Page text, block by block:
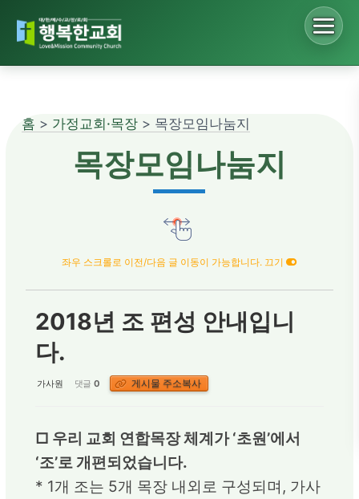
홈 > 가정교회·목장> 목장모임나눔지
목장모임나눔지
좌우 스크롤로 이전/다음 글 이동이 가능합니다. 끄기
2018년 조 편성 안내입니
다.
가사원 댓글 0 게시물 주소복사
□ 우리 교회 연합목장 체계가 ‘초원’에서
‘조’로 개편되었습니다.
* 1개 조는 5개 목장 내외로 구성되며, 가사
Sketchbook5, 스케치북5
Sketchbook5, 스케치북5